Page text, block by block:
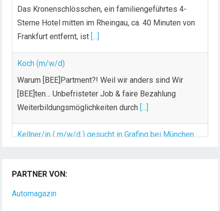
Sterne Hotel mitten im Rheingau, ca. 40 Minuten von
Frankfurt entfernt, ist[...]
Warum [BEE]Partment?! Weil wir anders sind Wir
[BEE]ten… Unbefristeter Job & faire Bezahlung
Weiterbildungsmöglichkeiten durch [...]
Für unser Restaurant suchen wir zum nächst mgl.
PARTNER VON:
Automagazin